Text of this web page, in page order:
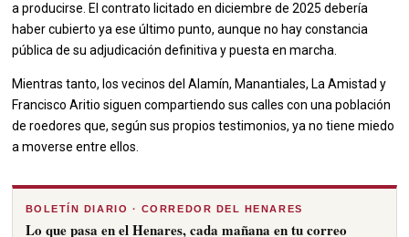
a producirse. El contrato licitado en diciembre de 2025 debería
haber cubierto ya ese último punto, aunque no hay constancia
pública de su adjudicación definitiva y puesta en marcha.
Mientras tanto, los vecinos del Alamín, Manantiales, La Amistad y
Francisco Aritio siguen compartiendo sus calles con una población
de roedores que, según sus propios testimonios, ya no tiene miedo
a moverse entre ellos.
BOLETÍN DIARIO · CORREDOR DEL HENARES
Lo que pasa en el Henares, cada mañana en tu correo